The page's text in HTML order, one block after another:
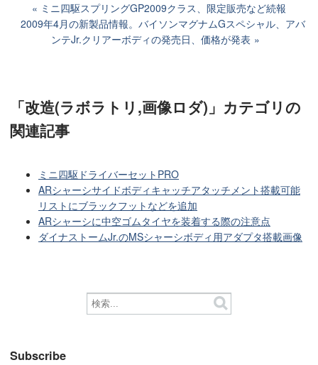
ミニ四駆スプリングGP2009クラス、限定販売など続報
2009年4月の新製品情報。バイソンマグナムGスペシャル、アバ
ンテJr.クリアーボディの発売日、価格が発表
「改造(ラボラトリ,画像ロダ)」カテゴリの
関連記事
ミニ四駆ドライバーセットPRO
ARシャーシサイドボディキャッチアタッチメント搭載可能
リストにブラックフットなどを追加
ARシャーシに中空ゴムタイヤを装着する際の注意点
ダイナストームJr.のMSシャーシボディ用アダプタ搭載画像
Subscribe